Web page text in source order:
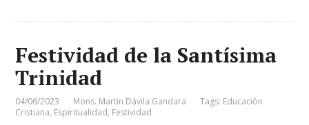
Festividad de la Santísima
Trinidad
04/06/2023 Mons. Martin Dávila Gandara Tags: Educación
Cristiana, Espiritualidad, Festividad